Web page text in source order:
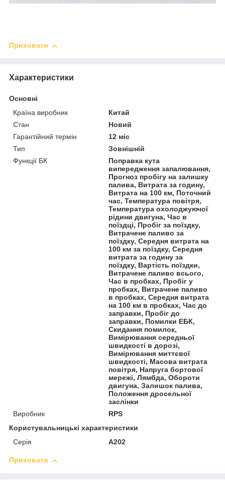
Приховати
Характеристики
Основні
Країна виробник
Китай
Стан
Новий
Гарантійний термін
12 міс
Тип
Зовнішній
Функції БК
Поправка кута
випередження запалювання,
Прогноз пробігу на залишку
палива, Витрата за годину,
Витрата на 100 км, Поточний
час, Температура повітря,
Температура охолоджуючої
рідини двигуна, Час в
поїздці, Пробіг за поїздку,
Витрачене паливо за
поїздку, Середня витрата на
100 км за поїздку, Середня
витрата за годину за
поїздку, Вартість поїздки,
Витрачене паливо всього,
Час в пробках, Пробіг у
пробках, Витрачене паливо
в пробках, Середня витрата
на 100 км в пробках, Час до
заправки, Пробіг до
заправки, Помилки ЕБК,
Скидання помилок,
Вимірювання середньої
швидкості в дорозі,
Вимірювання миттєвої
швидкості, Масова витрата
повітря, Напруга бортової
мережі, Лямбда, Обороти
двигуна, Залишок палива,
Положення дросельної
заслінки
Виробник
RPS
Користувальницькі характеристики
Серія
А202
Приховати